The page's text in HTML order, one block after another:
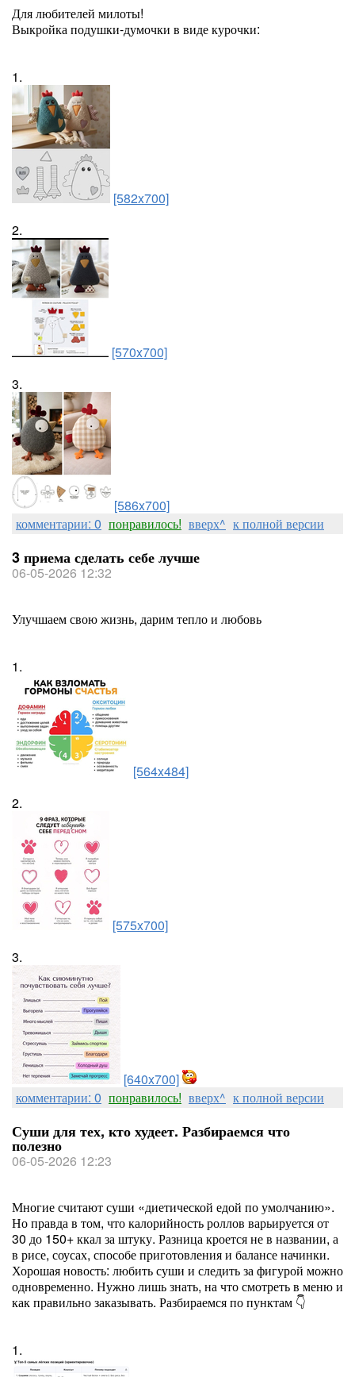
Для любителей милоты!
Выкройка подушки-думочки в виде курочки:
1.
[582x700]
2.
[570x700]
3.
[586x700]
комментарии: 0 понравилось! вверх^ к полной версии
3 приема сделать себе лучше
06-05-2026 12:32
Улучшаем свою жизнь, дарим тепло и любовь
1.
[564x484]
2.
[575x700]
3.
[640x700]
комментарии: 0 понравилось! вверх^ к полной версии
Суши для тех, кто худеет. Разбираемся что
полезно
06-05-2026 12:23
Многие считают суши «диетической едой по умолчанию».
Но правда в том, что калорийность роллов варьируется от
30 до 150+ ккал за штуку. Разница кроется не в названии, а
в рисе, соусах, способе приготовления и балансе начинки.
Хорошая новость: любить суши и следить за фигурой можно
одновременно. Нужно лишь знать, на что смотреть в меню и
как правильно заказывать. Разбираемся по пунктам 👇
1.